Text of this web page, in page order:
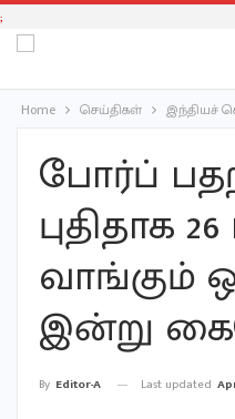
;
Home செய்திகள் இந்தியச்
போர்ப்
புதிதாக
வாங்கும்
இன்று
By Editor-A Last updated